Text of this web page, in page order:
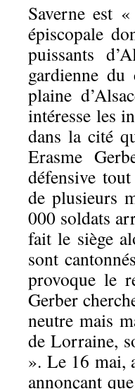
Saverne est
épiscopale
puissants
gardienne
plaine
intéresse les
dans la cité
Erasme
défensive
de plusieurs
000 soldats
fait le siège
sont
provoque le
Gerber
neutre mais
de Lorraine,
». Le 16 mai,
annonçant